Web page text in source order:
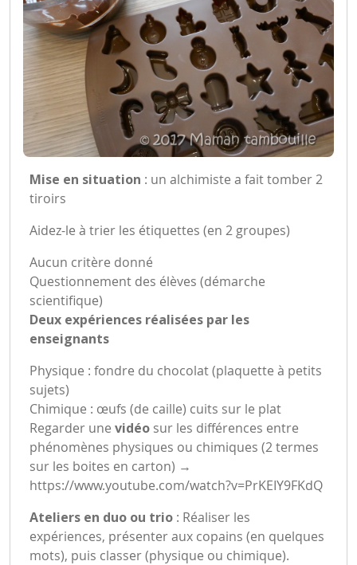
Mise en situation : un alchimiste a fait tomber 2
tiroirs
Aidez-le à trier les étiquettes (en 2 groupes)
Aucun critère donné
Questionnement des élèves (démarche
scientifique)
Deux expériences réalisées par les
enseignants
Physique : fondre du chocolat (plaquette à petits
sujets)
Chimique : œufs (de caille) cuits sur le plat
Regarder une vidéo sur les différences entre
phénomènes physiques ou chimiques (2 termes
sur les boites en carton) →
https://www.youtube.com/watch?v=PrKEIY9FKdQ
Ateliers en duo ou trio : Réaliser les
expériences, présenter aux copains (en quelques
mots), puis classer (physique ou chimique).